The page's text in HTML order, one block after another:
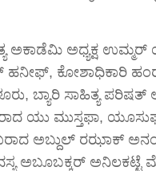
ಅಕಾಡೆಮಿ ಅಧ್ಯಕ್ಷ
ಹನೀಫ್, ಕೋಶಾಧಿಕಾರಿ
ಬ್ಯಾರಿ ಸಾಹಿತ್ಯ ಪರಿಷತ್
ಯು ಮುಸ್ತಫಾ,
ಅಬ್ದುಲ್ ರಝಾಕ್
ಅಬೂಬಕ್ಕರ್ ಅನಿಲಕಟ್ಟೆ